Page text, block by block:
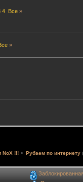
4 Все»
»
NoX !!! > Рубаем по интернету